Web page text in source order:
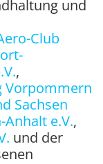
und
Club
,
Vorpommern
Sachsen
e.V.,
und der